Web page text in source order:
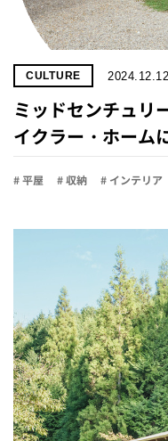
CULTURE 2024.12.12
ミッドセンチュリ
イクラー・ホーム
# 平屋 # 収納 # インテリア